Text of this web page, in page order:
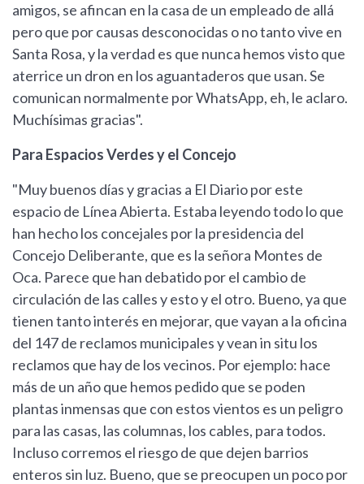
amigos, se afincan en la casa de un empleado de allá
pero que por causas desconocidas o no tanto vive en
Santa Rosa, y la verdad es que nunca hemos visto que
aterrice un dron en los aguantaderos que usan. Se
comunican normalmente por WhatsApp, eh, le aclaro.
Muchísimas gracias".
Para Espacios Verdes y el Concejo
"Muy buenos días y gracias a El Diario por este
espacio de Línea Abierta. Estaba leyendo todo lo que
han hecho los concejales por la presidencia del
Concejo Deliberante, que es la señora Montes de
Oca. Parece que han debatido por el cambio de
circulación de las calles y esto y el otro. Bueno, ya que
tienen tanto interés en mejorar, que vayan a la oficina
del 147 de reclamos municipales y vean in situ los
reclamos que hay de los vecinos. Por ejemplo: hace
más de un año que hemos pedido que se poden
plantas inmensas que con estos vientos es un peligro
para las casas, las columnas, los cables, para todos.
Incluso corremos el riesgo de que dejen barrios
enteros sin luz. Bueno, que se preocupen un poco por